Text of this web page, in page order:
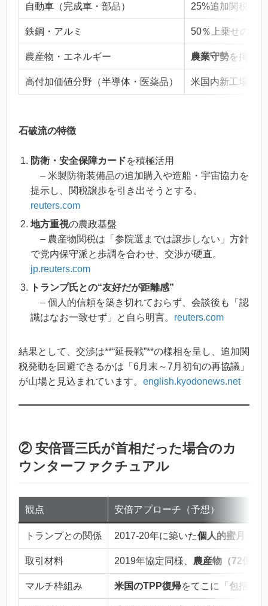
自動車（完成車・部品） 25%追加関税の
鉄鋼・アルミ 50％上乗せの対
農産物・エネルギー 農業守勢を掲げ
高付加価値分野（半導体・医薬品） 米国内新工場や
石破流の特徴
防衛・安全保障カードを積極活用
– 米製防衛装備品の追加購入や造船・宇宙協力を
提示し、関税譲歩を引き出そうとする。
reuters.com
地方重視の農政基盤
– 農産物関税は「参院選までは譲歩しない」方針
で党内保守派と歩調を合わせ、交渉が硬直。
jp.reuters.com
トランプ氏との“友好だが距離感”
– 個人的信頼を築き切れておらず、会談後も「認
識はなお一致せず」と自ら明言。 reuters.com
結果として、交渉は**“延長戦”**の様相を呈し、追加関
税発動を回避できるかは「6月末～7月初旬の再協議」
が山場と見込まれています。 english.kyodonews.net
② 安倍晋三氏が首相だった場合のカ
ウンターファクチュアル
観点 安倍アプローチ（予想）
トランプとの関係 2017-20年に築いた個人的蜜月
取引材料 2019年協定同様、 農産物（72億ド
マルチ枠組み 米国のTPP復帰をてこに「包括パ